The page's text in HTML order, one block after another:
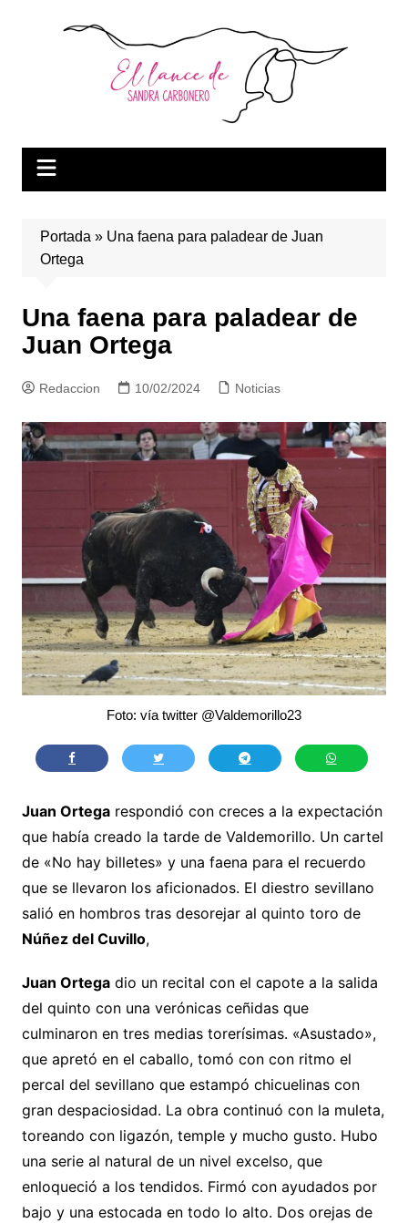
Portada » Una faena para paladear de Juan
Ortega
Una faena para paladear de
Juan Ortega
Redaccion 10/02/2024 Noticias
Foto: vía twitter @Valdemorillo23
Juan Ortegarespondió con creces a la expectación
que había creado la tarde de Valdemorillo. Un cartel
de «No hay billetes» y una faena para el recuerdo
que se llevaron los aficionados. El diestro sevillano
salió en hombros tras desorejar al quinto toro de
Núñez del Cuvillo,
Juan Ortegadio un recital con el capote a la salida
del quinto con una verónicas ceñidas que
culminaron en tres medias torerísimas. «Asustado»,
que apretó en el caballo, tomó con con ritmo el
percal del sevillano que estampó chicuelinas con
gran despaciosidad. La obra continuó con la muleta,
toreando con ligazón, temple y mucho gusto. Hubo
una serie al natural de un nivel excelso, que
enloqueció a los tendidos. Firmó con ayudados por
bajo y una estocada en todo lo alto. Dos orejas de